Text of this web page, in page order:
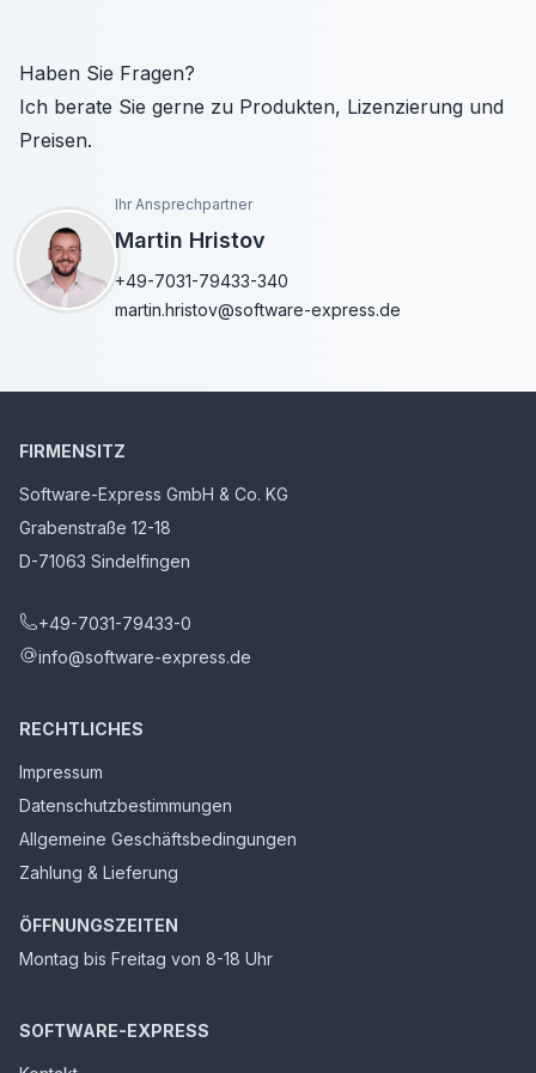
Haben Sie Fragen?
Ich berate Sie gerne zu Produkten, Lizenzierung und
Preisen.
Ihr Ansprechpartner
Martin Hristov
+49-7031-79433-340
martin.hristov@software-express.de
FIRMENSITZ
Software-Express GmbH & Co. KG
Grabenstraße 12-18
D-71063 Sindelfingen
+49-7031-79433-0
info@software-express.de
RECHTLICHES
Impressum
Datenschutzbestimmungen
Allgemeine Geschäftsbedingungen
Zahlung & Lieferung
ÖFFNUNGSZEITEN
Montag bis Freitag von 8-18 Uhr
SOFTWARE-EXPRESS